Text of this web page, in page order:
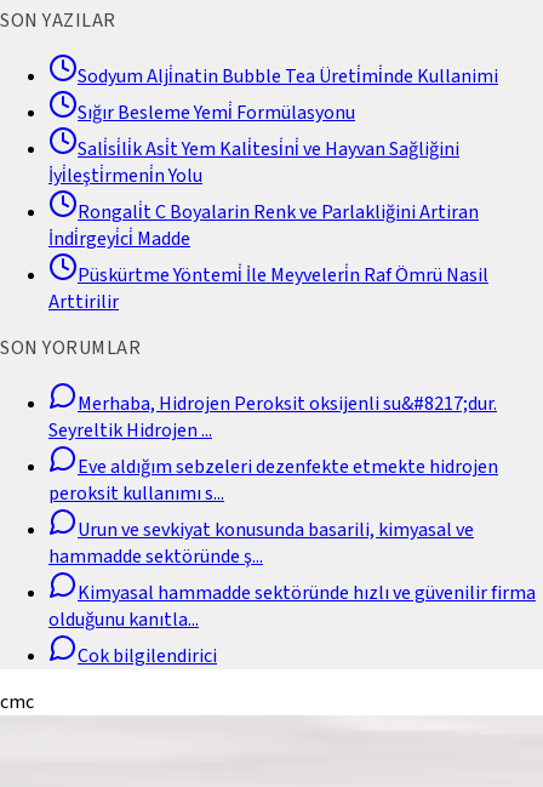
SON YAZILAR
Sodyum Alji̇natin Bubble Tea Üreti̇mi̇nde Kullanimi
Sığır Besleme Yemi̇ Formülasyonu
Sali̇si̇li̇k Asi̇t Yem Kali̇tesi̇ni̇ ve Hayvan Sağliğini
İyi̇leşti̇rmeni̇n Yolu
Rongali̇t C Boyalarin Renk ve Parlakliğini Artiran
İndi̇rgeyi̇ci̇ Madde
Püskürtme Yöntemi̇ İle Meyveleri̇n Raf Ömrü Nasil
Arttirilir
SON YORUMLAR
Merhaba, Hidrojen Peroksit oksijenli su&#8217;dur.
Seyreltik Hidrojen...
Eve aldığım sebzeleri dezenfekte etmekte hidrojen
peroksit kullanımı s...
Urun ve sevkiyat konusunda basarili, kimyasal ve
hammadde sektöründe ş...
Kimyasal hammadde sektöründe hızlı ve güvenilir firma
olduğunu kanıtla...
Cok bilgilendirici
cmc